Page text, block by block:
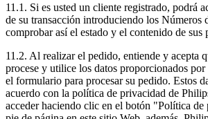
11.1. Si es usted un cliente registrado, podrá
de su transacción introduciendo los Números
comprobar así el estado y el contenido de sus
11.2. Al realizar el pedido, entiende y acepta
procese y utilice los datos proporcionados
el formulario para procesar su pedido. Estos
acuerdo con la política de privacidad de
acceder haciendo clic en el botón "Política